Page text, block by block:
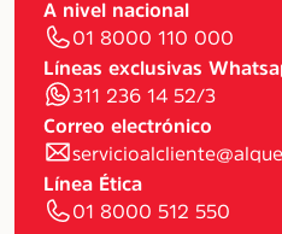
A nivel nacional
01 8000 110 000
Líneas exclusivas
311 236 14 52/3
Correo electrónico
Línea Ética
01 8000 512 550